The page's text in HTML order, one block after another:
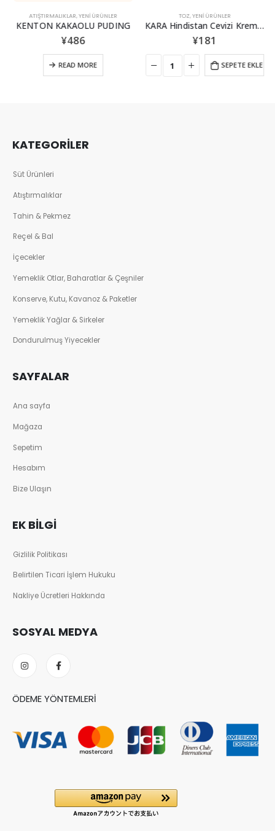
,ŞEKERLEMELER
ATIŞTIRMALIKLAR,YENİ ÜRÜNLER
KENTON KAKAOLU PUDING
¥486
READ MORE
TOZ,YENİ ÜRÜNLER
KARA Hindistan Cevizi Kreması Tozu 50GR
¥181
SEPETE EKLE
KATEGORİLER
Süt Ürünleri
Atıştırmalıklar
Tahin & Pekmez
Reçel & Bal
İçecekler
Yemeklik Otlar, Baharatlar & Çeşniler
Konserve, Kutu, Kavanoz & Paketler
Yemeklik Yağlar & Sirkeler
Dondurulmuş Yiyecekler
SAYFALAR
Ana sayfa
Mağaza
Sepetim
Hesabım
Bize Ulaşın
EK BILGI
Gizlilik Politikası
Belirtilen Ticari İşlem Hukuku
Nakliye Ücretleri Hakkında
SOSYAL MEDYA
ÖDEME YÖNTEMLERI